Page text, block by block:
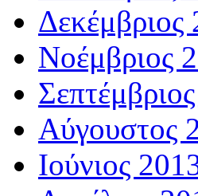
Δεκέμβριος
Νοέμβριος
Αύγουστος
Ιούνιος